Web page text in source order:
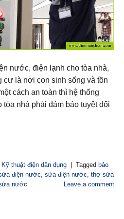
nước, điện lạnh cho tòa nhà,
cư là nơi con sinh sống và tồn
cách an toàn thì hệ thống
nhà phải đảm bảo tuyệt đối
Kỹ thuật điện dân dụng Tagged bảo
điện nước sửa điện nước thợ sửa
nước Leave a comment